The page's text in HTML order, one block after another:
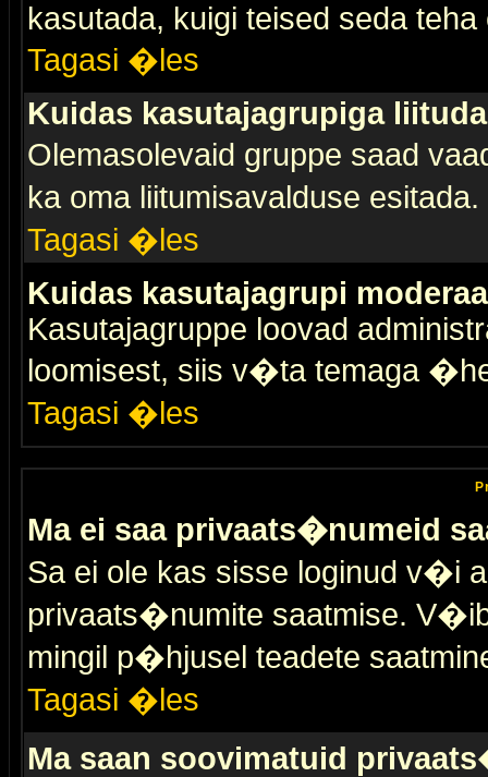
kasutada, kuigi teised seda teha
Tagasi �les
Kuidas kasutajagrupiga
Olemasolevaid gruppe saad
ka oma liitumisavalduse
Tagasi �les
Kuidas kasutajagrupi
Kasutajagruppe loovad
loomisest, siis v�ta temaga
Tagasi �les
Ma ei saa privaats�numeid
Sa ei ole kas sisse loginud v�i
privaats�numite saatmise.
mingil p�hjusel teadete
Tagasi �les
Ma saan soovimatuid